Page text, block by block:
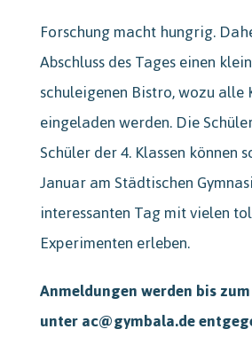
Forschung macht hungrig.
Abschluss des Tages einen
schuleigenen Bistro, wozu
eingeladen werden. Die
Schüler der 4. Klassen können
Januar am Städtischen
interessanten Tag mit vielen
Experimenten erleben.
Anmeldungen werden bis
unter ac@gymbala.de